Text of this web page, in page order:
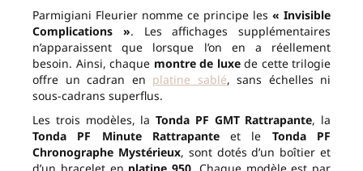
Parmigiani Fleurier nomme ce principe les « Invisible
Complications ». Les affichages supplémentaires
n’apparaissent que lorsque l’on en a réellement
besoin. Ainsi, chaque montre de luxede cette trilogie
offre un cadran en platine sablé, sans échelles ni
sous-cadrans superflus.
Les trois modèles, la Tonda PF GMT Rattrapante, la
Tonda PF Minute Rattrapanteet le Tonda PF
Chronographe Mystérieux, sont dotés d’un boîtier et